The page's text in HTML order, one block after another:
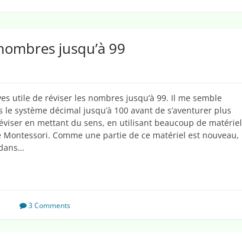
jusqu’à 99
utile de réviser les nombres jusqu’à 99. Il me semble
système décimal jusqu’à 100 avant de s’aventurer plus
en mettant du sens, en utilisant beaucoup de matériel
Comme une partie de ce matériel est nouveau,
3 Comments